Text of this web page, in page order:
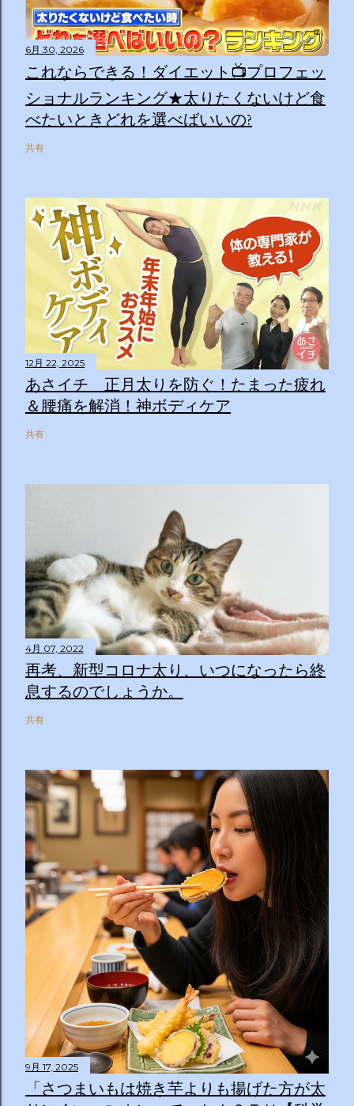
6月 30, 2026
これならできる！ダイエット📺プロフェッ
ショナルランキング★太りたくないけど食
べたいときどれを選べばいいの?
共有
12月 22, 2025
あさイチ 正月太りを防ぐ！たまった疲れ
＆腰痛を解消！神ボディケア
共有
4月 07, 2022
再考、新型コロナ太り、いつになったら終
息するのでしょうか。
共有
9月 17, 2025
「さつまいもは焼き芋よりも揚げた方が太